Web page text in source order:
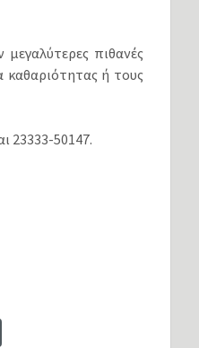
πιθανές
καθαριότητας ή τους
23333-50147.